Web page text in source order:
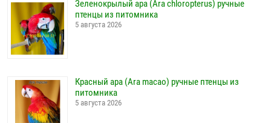
Зеленокрылый ара (Ara chloropterus) ручные
птенцы из питомника
5 августа 2026
Красный ара (Ara macao) ручные птенцы из
питомника
5 августа 2026